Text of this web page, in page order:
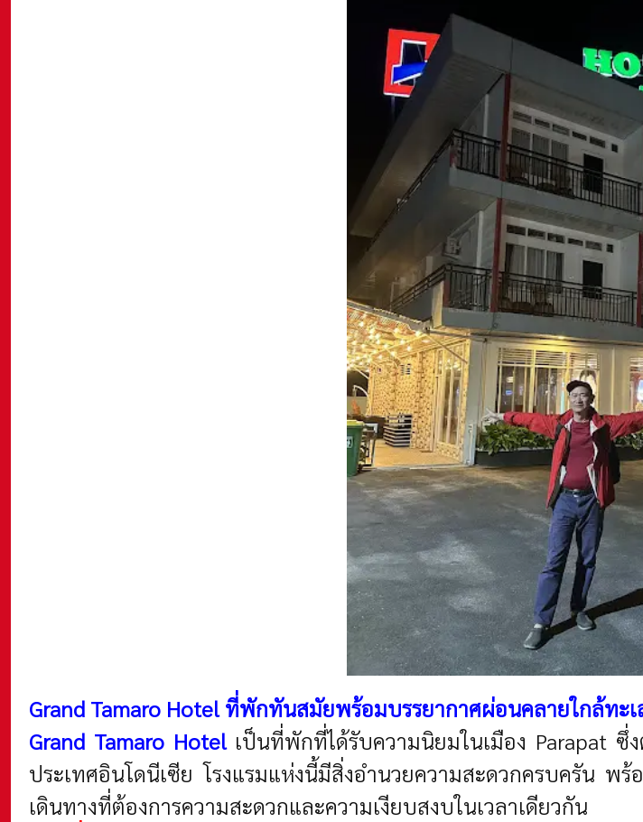
Grand Tamaro Hotel ที่พักทันสมัยพร้อมบรรยากาศผ่อนคลายใกล้ทะ
Grand Tamaro Hotelเป็นที่พักที่ได้รับความนิยมในเมือง Parapat ซึ่
ประเทศอินโดนีเซีย โรงแรมแห่งนี้มีสิ่งอำนวยความสะดวกครบครัน พ
เดินทางที่ต้องการความสะดวกและความเงียบสงบในเวลาเดียวกัน